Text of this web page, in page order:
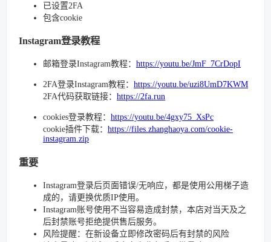
已设置2FA
包含cookie
Instagram登录教程
邮箱登录Instagram教程： https://youtu.be/JmF_7CrDopI
2FA登录Instagram教程： https://youtu.be/uzi8UmD7KWM
2FA代码获取链接： https://2fa.run
cookies登录教程： https://youtu.be/4gxy75_XsPc
cookie插件下载： https://files.zhanghaoya.com/cookie-
instagram.zip
重要
Instagram登录后页面错误/无响应，都是使用公用梯子造
成的，请更换优质IP使用。
Instagram账号使用不当容易造成封禁，本店对当天及之
后封禁账号拒绝提供售后服务。
风险提醒：在新设备立即修改密码后有封禁的风险